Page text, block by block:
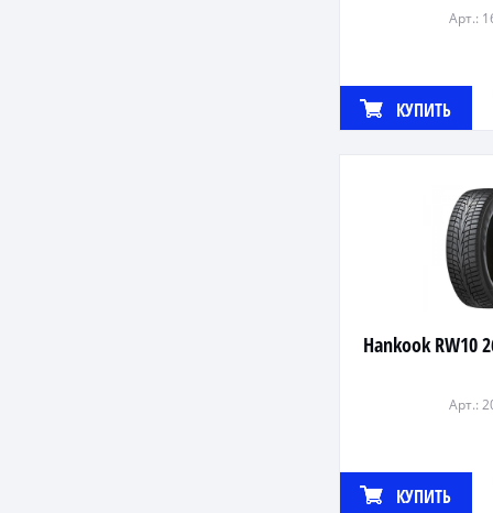
Арт.:
КУПИТЬ
Hankook RW10
Арт.:
КУПИТЬ